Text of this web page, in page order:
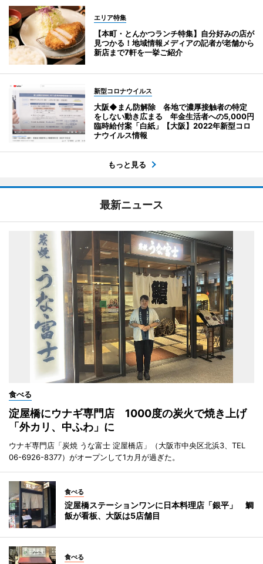
エリア特集
【本町・とんかつランチ特集】自分好みの店が
見つかる！地域情報メディアの記者が老舗から
新店まで7軒を一挙ご紹介
新型コロナウイルス
大阪◆まん防解除 各地で濃厚接触者の特定
をしない動き広まる 年金生活者への5,000円
臨時給付案「白紙」【大阪】2022年新型コロ
ナウイルス情報
もっと見る
最新ニュース
食べる
淀屋橋にウナギ専門店 1000度の炭火で焼き上げ
「外カリ、中ふわ」に
ウナギ専門店「炭焼 うな富士 淀屋橋店」（大阪市中央区北浜3、TEL
06-6926-8377）がオープンして1カ月が過ぎた。
食べる
淀屋橋ステーションワンに日本料理店「銀平」 鯛
飯が看板、大阪は5店舗目
食べる